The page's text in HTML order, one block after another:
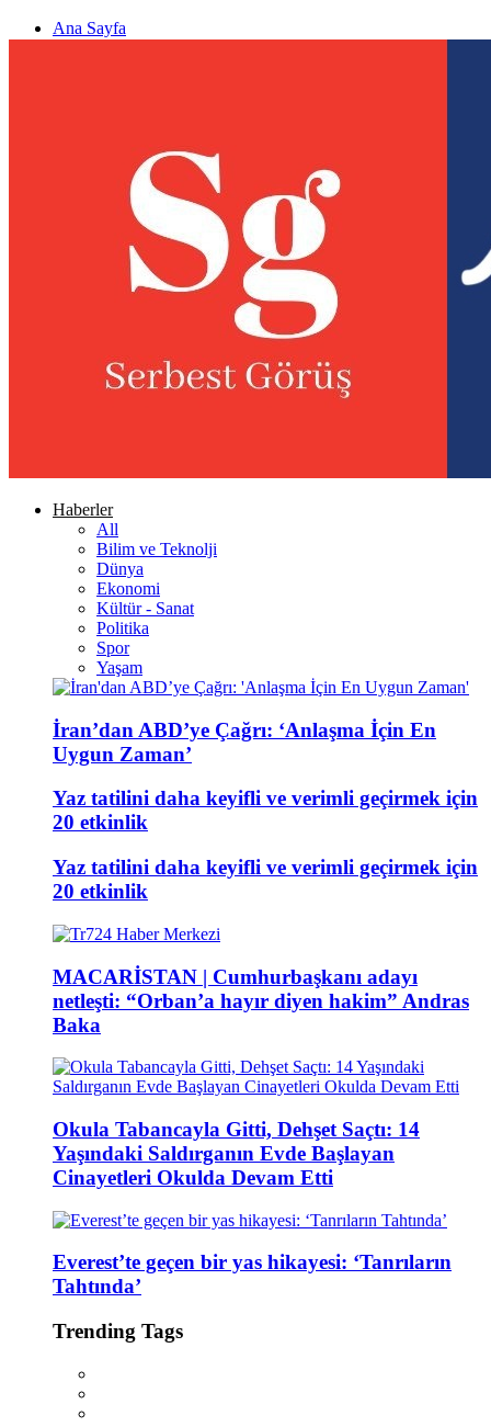
Ana Sayfa
Haberler
All
Bilim ve Teknolji
Dünya
Ekonomi
Kültür - Sanat
Politika
Spor
Yaşam
İran’dan ABD’ye Çağrı: ‘Anlaşma İçin En
Uygun Zaman’
Yaz tatilini daha keyifli ve verimli geçirmek için
20 etkinlik
Yaz tatilini daha keyifli ve verimli geçirmek için
20 etkinlik
MACARİSTAN | Cumhurbaşkanı adayı
netleşti: “Orban’a hayır diyen hakim” Andras
Baka
Okula Tabancayla Gitti, Dehşet Saçtı: 14
Yaşındaki Saldırganın Evde Başlayan
Cinayetleri Okulda Devam Etti
Everest’te geçen bir yas hikayesi: ‘Tanrıların
Tahtında’
Trending Tags